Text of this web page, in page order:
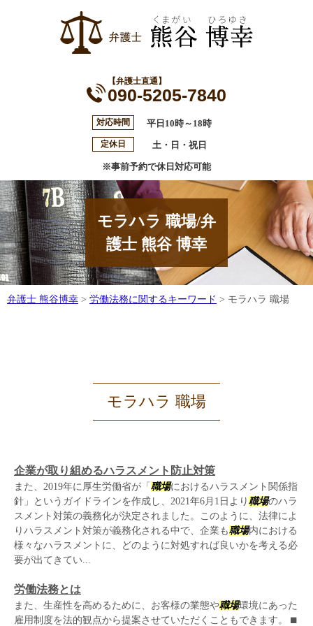
【弁護士直通】
090-5205-7840
対応時間 平日10時～18時
定休日 土・日・祝日
※事前予約で休日対応可能
モラハラ 職場/弁
護士 熊谷 博幸
弁護士 熊谷博幸 > 労働法務に関するキーワード > モラハラ 職場
モラハラ 職場
企業が取り組めるハラスメント防止対策
また、2019年に厚生労働省が「 職場におけるハラスメント関係指
針」というガイドラインを作成し、2021年6月1日より 職場のハラ
スメント対策の義務化が決定されました。このように、法律によ
りハラスメント対策が義務化される中で、企業も職場内における
様々なハラスメントに、どのように対処すれば良いかを考える必
要が出てきてい...
労働法務とは
また、生産性を高めるために、お客様の業態や職場環境にあった
雇用制度を法的観点から提案させていただくこともできます。 ⬛︎